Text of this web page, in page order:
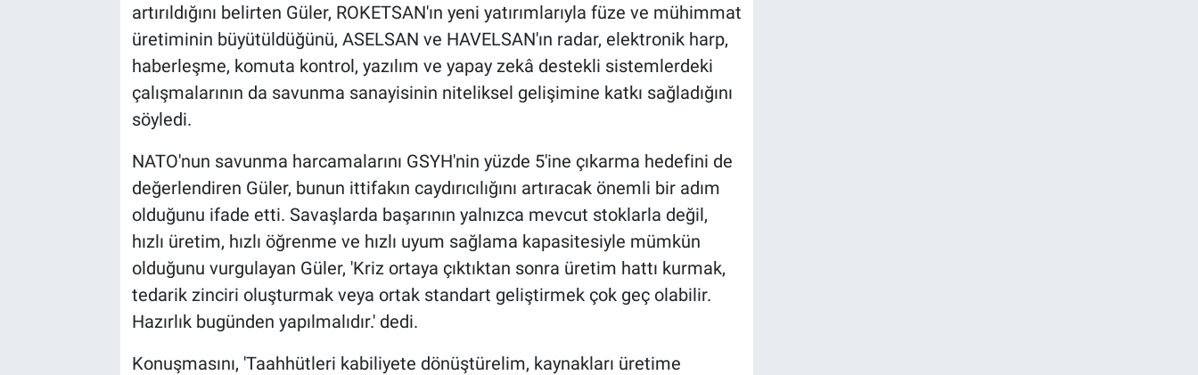
artırıldığını belirten Güler, ROKETSAN'ın yeni yatırımlarıyla füze ve mühimmat
üretiminin büyütüldüğünü, ASELSAN ve HAVELSAN'ın radar, elektronik harp,
haberleşme, komuta kontrol, yazılım ve yapay zekâ destekli sistemlerdeki
çalışmalarının da savunma sanayisinin niteliksel gelişimine katkı sağladığını
söyledi.
NATO'nun savunma harcamalarını GSYH'nin yüzde 5'ine çıkarma hedefini de
değerlendiren Güler, bunun ittifakın caydırıcılığını artıracak önemli bir adım
olduğunu ifade etti. Savaşlarda başarının yalnızca mevcut stoklarla değil,
hızlı üretim, hızlı öğrenme ve hızlı uyum sağlama kapasitesiyle mümkün
olduğunu vurgulayan Güler, 'Kriz ortaya çıktıktan sonra üretim hattı kurmak,
tedarik zinciri oluşturmak veya ortak standart geliştirmek çok geç olabilir.
Hazırlık bugünden yapılmalıdır.' dedi.
Konuşmasını, 'Taahhütleri kabiliyete dönüştürelim, kaynakları üretime